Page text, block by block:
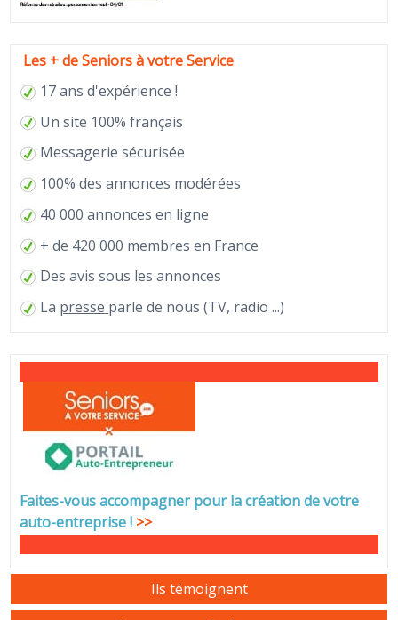
Les + de Seniors à votre Service
17 ans d'expérience !
Un site 100% français
Messagerie sécurisée
100% des annonces modérées
40 000 annonces en ligne
+ de 420 000 membres en France
Des avis sous les annonces
La presse parle de nous (TV, radio ...)
Faites-vous accompagner pour la création de votre
auto-entreprise! >>
Ils témoignent